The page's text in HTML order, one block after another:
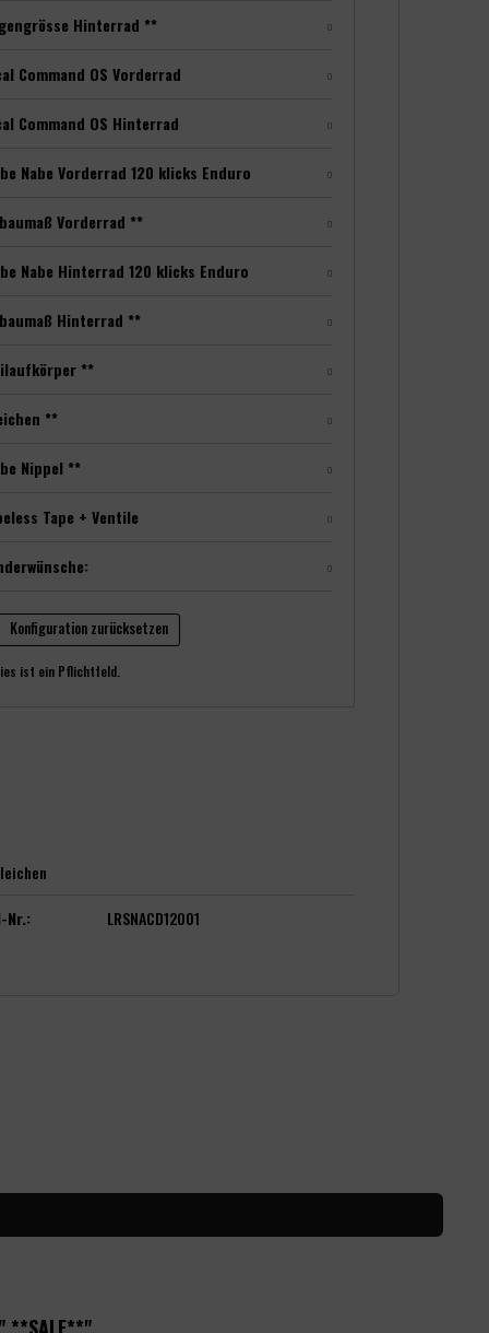
Hinterrad **
Command OS Vorderrad
Command OS Hinterrad
Nabe Vorderrad 120 klicks Enduro
Vorderrad **
Nabe Hinterrad 120 klicks Enduro
Hinterrad **
**
**
Nippel **
Tape + Ventile
Konfiguration zurücksetzen
ist ein Pflichtfeld.
LRSNACD12001